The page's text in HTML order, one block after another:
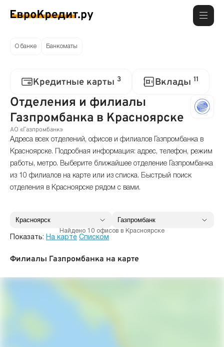
О банке Банкоматы
Кредитные карты 3 Вклады 11
Отделения и филиалы
Газпромбанка в Красноярске
АО «Газпромбанк»
Адреса всех отделений, офисов и филиалов Газпромбанка в
Красноярске. Подробная информация: адрес, телефон, режим
работы, метро. Выберите ближайшее отделение Газпромбанка
из 10 филиалов на карте или из списка. Быстрый поиск
отделения в Красноярске рядом с вами.
Найдено 10 офисов в Красноярске
Показать: На карте Списком
Филиалы Газпромбанка на карте